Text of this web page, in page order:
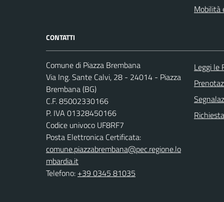
Mobilità
CONTATTI
Comune di Piazza Brembana
Via Ing. Sante Calvi, 28 - 24014 - Piazza
Brembana (BG)
C.F. 85002330166
P. IVA 01328450166
Codice univoco UF8RF7
Posta Elettronica Certificata:
comune.piazzabrembana@pec.regione.lo
mbardia.it
Telefono: +39 0345 81035
Leggi le